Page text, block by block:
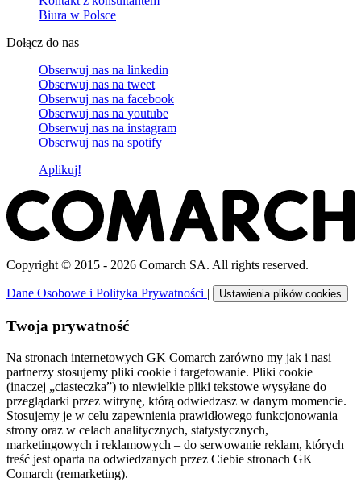
Biura w Polsce
Dołącz do nas
Obserwuj nas na linkedin
Obserwuj nas na tweet
Obserwuj nas na facebook
Obserwuj nas na youtube
Obserwuj nas na instagram
Obserwuj nas na spotify
Aplikuj!
Copyright © 2015 - 2026 Comarch SA. All rights reserved.
Dane Osobowe i Polityka Prywatności | Ustawienia plików cookies
Twoja prywatność
Na stronach internetowych GK Comarch zarówno my jak i nasi
partnerzy stosujemy pliki cookie i targetowanie. Pliki cookie
(inaczej „ciasteczka”) to niewielkie pliki tekstowe wysyłane do
przeglądarki przez witrynę, którą odwiedzasz w danym momencie.
Stosujemy je w celu zapewnienia prawidłowego funkcjonowania
strony oraz w celach analitycznych, statystycznych,
marketingowych i reklamowych – do serwowanie reklam, których
treść jest oparta na odwiedzanych przez Ciebie stronach GK
Comarch (remarketing).